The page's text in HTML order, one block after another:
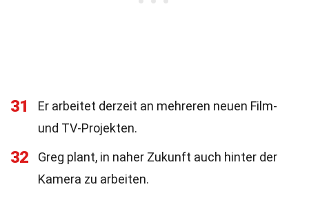
31
Er arbeitet derzeit an mehreren neuen Film-
und TV-Projekten.
32
Greg plant, in naher Zukunft auch hinter der
Kamera zu arbeiten.